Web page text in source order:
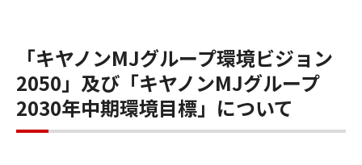
「キヤノンMJグループ環境ビジョン
2050」及び「キヤノンMJグループ
2030年中期環境目標」について